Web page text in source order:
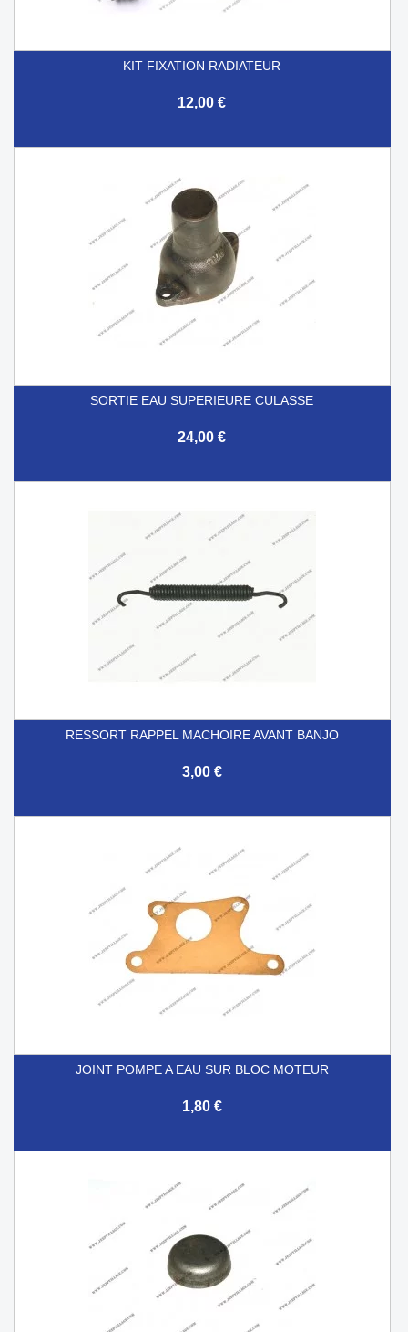
KIT FIXATION RADIATEUR
12,00 €
SORTIE EAU SUPERIEURE CULASSE
24,00 €
RESSORT RAPPEL MACHOIRE AVANT BANJO
3,00 €
JOINT POMPE A EAU SUR BLOC MOTEUR
1,80 €